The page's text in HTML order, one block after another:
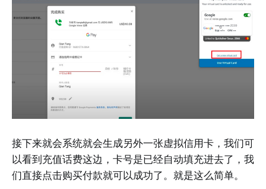
接下来就会系统就会生成另外一张虚拟信用卡，我们可
以看到充值话费这边，卡号是已经自动填充进去了，我
们直接点击购买付款就可以成功了。就是这么简单。